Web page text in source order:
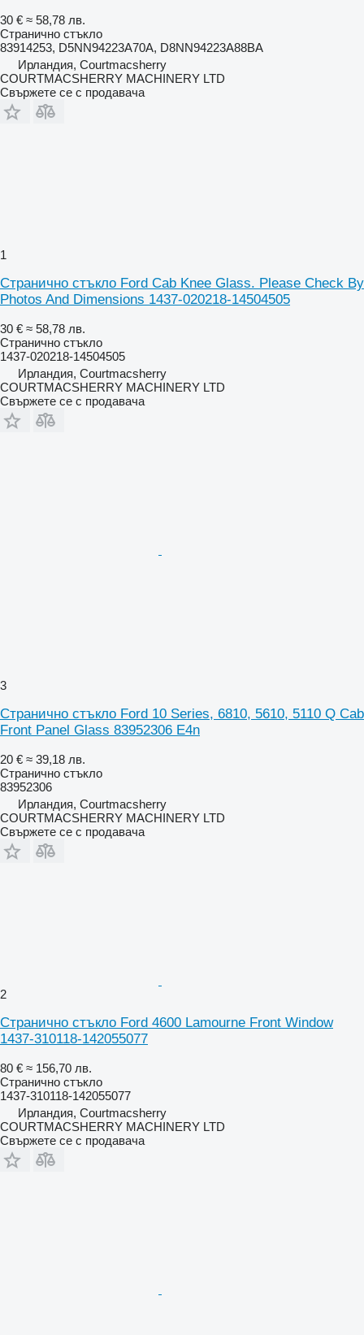
30 € ≈ 58,78 лв.
Странично стъкло
83914253, D5NN94223A70A, D8NN94223A88BA
Ирландия, Courtmacsherry
COURTMACSHERRY MACHINERY LTD
Свържете се с продавача
1
Странично стъкло Ford Cab Knee Glass. Please Check By
Photos And Dimensions 1437-020218-14504505
30 € ≈ 58,78 лв.
Странично стъкло
1437-020218-14504505
Ирландия, Courtmacsherry
COURTMACSHERRY MACHINERY LTD
Свържете се с продавача
3
Странично стъкло Ford 10 Series, 6810, 5610, 5110 Q Cab
Front Panel Glass 83952306 E4n
20 € ≈ 39,18 лв.
Странично стъкло
83952306
Ирландия, Courtmacsherry
COURTMACSHERRY MACHINERY LTD
Свържете се с продавача
2
Странично стъкло Ford 4600 Lamourne Front Window
1437-310118-142055077
80 € ≈ 156,70 лв.
Странично стъкло
1437-310118-142055077
Ирландия, Courtmacsherry
COURTMACSHERRY MACHINERY LTD
Свържете се с продавача